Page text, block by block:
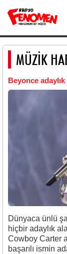
MÜZİK
Beyonce adaylık
Dünyaca ünlü
hiçbir adaylık
Cowboy Carter
başarılı ismin